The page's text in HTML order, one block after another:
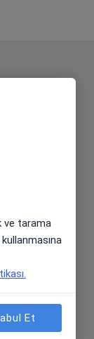
ve tarama
Et